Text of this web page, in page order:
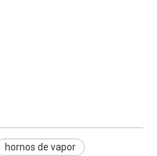
hornos de vapor